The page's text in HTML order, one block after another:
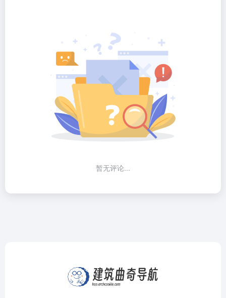
暂无评论...